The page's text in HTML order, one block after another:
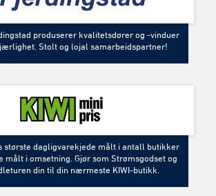
produserer kvalitetsdører og -vinduer
Stolt og lojal samarbeidspartner!
største dagligvarekjede målt i antall butikker
målt i omsetning. Gjør som Strømsgodset og
din til din nærmeste KIWI-butikk.